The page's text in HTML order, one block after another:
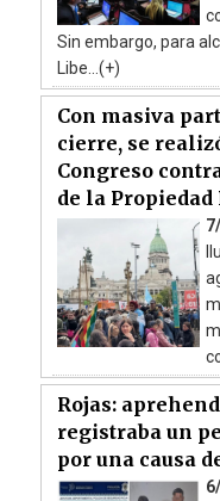
Sin embargo, para
Libe...(+)
Con masiva
cierre, se
Congreso
de la Propiedad
Rojas:
registraba un
por una causa